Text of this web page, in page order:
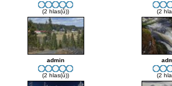
(2 hlas(ů)) (2
admin
(2 hlas(ů)) (2